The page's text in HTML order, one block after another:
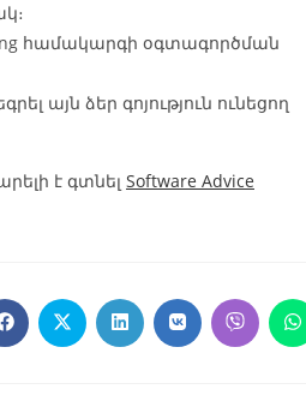
համակարգի օգտագործման
այն ձեր գոյություն ունեցող
է գտնել Software Advice